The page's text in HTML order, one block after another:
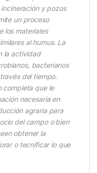
y pozos
un proceso
los materiales
al humus. La
la actividad
bacterianos
del tiempo.
completa que le
necesaria en
agraria para
del campo o bien
obtener la
o tecnificar lo que